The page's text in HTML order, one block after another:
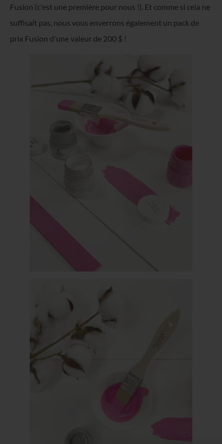
Fusion (c'est une première pour nous !). Et comme si cela ne
suffisait pas, nous vous enverrons également un pack de
prix Fusion d'une valeur de 200 $ !